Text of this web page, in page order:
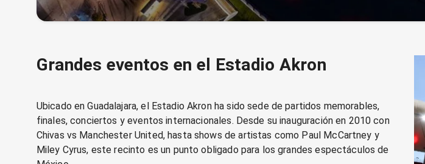
Grandes eventos en el Estadio Akron
Ubicado en Guadalajara, el Estadio Akron ha sido sede de partidos memorables,
finales, conciertos y eventos internacionales. Desde su inauguración en 2010 con
Chivas vs Manchester United, hasta shows de artistas como Paul McCartney y
Miley Cyrus, este recinto es un punto obligado para los grandes espectáculos de